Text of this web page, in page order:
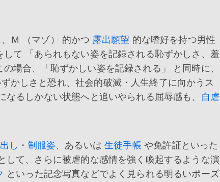
Ｍ （マゾ） 的かつ 露出願望 的な嗜好を持つ男性
して 「あられもない姿を記録される恥ずかしさ、羞
場合、「恥ずかしい姿を記録される」 と同時に、
かしさと恐れ、社会的破滅・人生終了に向かうス
るしかない状態へと追いやられる屈辱感も、
自虐
し ・ 制服姿、あるいは生徒手帳 や免許証といった
して、さらに被虐的な感情を強く喚起するような演
といった記念写真などでよく見られる明るいポーズ